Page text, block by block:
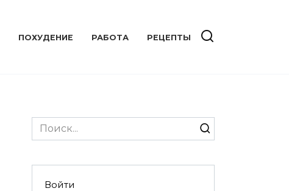
ПОХУДЕНИЕ РАБОТА РЕЦЕПТЫ
Search
for:
Войти